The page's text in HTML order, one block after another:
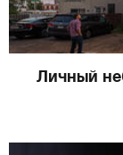
Личный